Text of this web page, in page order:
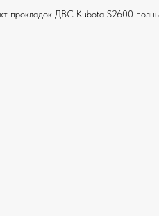
прокладок ДВС Kubota S2600